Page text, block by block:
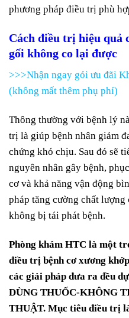
phương pháp điều trị phù
Cách điều trị hiệu quả
gối không co lại được
>>>Nhận ngay gói ưu đãi
(không mất thêm phụ phí)
Thông thường với bệnh lý
trị là giúp bệnh nhân giảm
chứng khó chịu. Sau đó sẽ
nguyên nhân gây bệnh,
cơ và khả năng vận động
pháp tăng cường chất
không bị tái phát bệnh.
Phòng khám HTC là một
điều trị bệnh cơ xương
các giải pháp đưa ra đều
DÙNG THUỐC-KHÔNG
THUẬT. Mục tiêu điều trị